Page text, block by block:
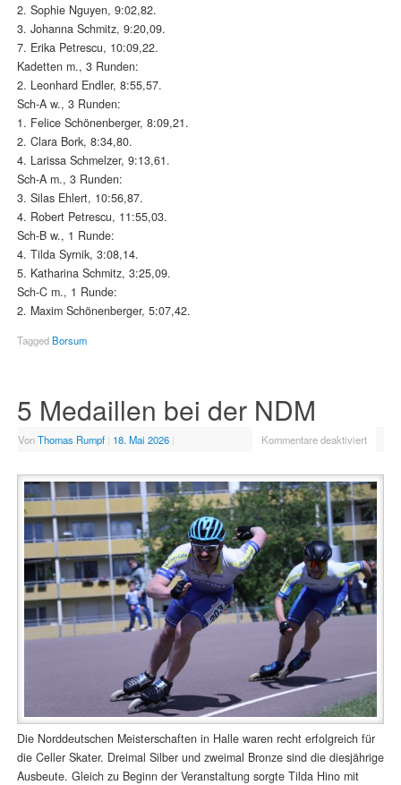
2. Sophie Nguyen, 9:02,82.
3. Johanna Schmitz, 9:20,09.
7. Erika Petrescu, 10:09,22.
Kadetten m., 3 Runden:
2. Leonhard Endler, 8:55,57.
Sch-A w., 3 Runden:
1. Felice Schönenberger, 8:09,21.
2. Clara Bork, 8:34,80.
4. Larissa Schmelzer, 9:13,61.
Sch-A m., 3 Runden:
3. Silas Ehlert, 10:56,87.
4. Robert Petrescu, 11:55,03.
Sch-B w., 1 Runde:
4. Tilda Syrnik, 3:08,14.
5. Katharina Schmitz, 3:25,09.
Sch-C m., 1 Runde:
2. Maxim Schönenberger, 5:07,42.
TaggedBorsum
5 Medaillen bei der NDM
VonThomas Rumpf | 18. Mai 2026 | Kommentare deaktiviert
Die Norddeutschen Meisterschaften in Halle waren recht erfolgreich für
die Celler Skater. Dreimal Silber und zweimal Bronze sind die diesjährige
Ausbeute. Gleich zu Beginn der Veranstaltung sorgte Tilda Hino mit